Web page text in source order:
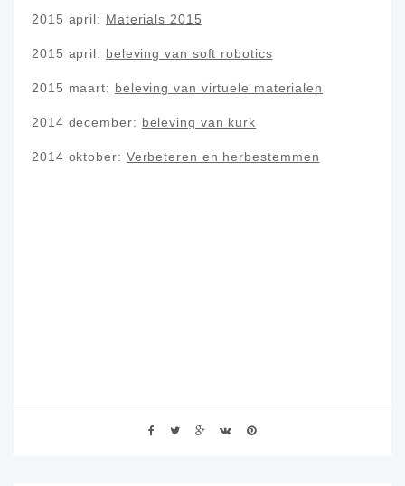
2015 april: Materials 2015
2015 april: beleving van soft robotics
2015 maart: beleving van virtuele materialen
2014 december: beleving van kurk
2014 oktober: Verbeteren en herbestemmen